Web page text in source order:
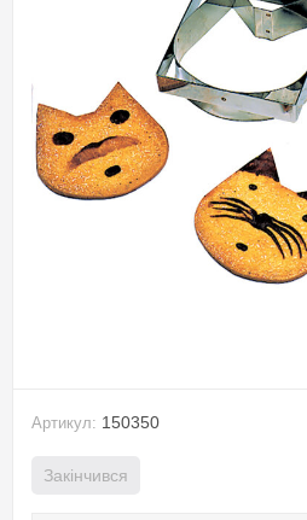
Артикул: 150350
Закінчився